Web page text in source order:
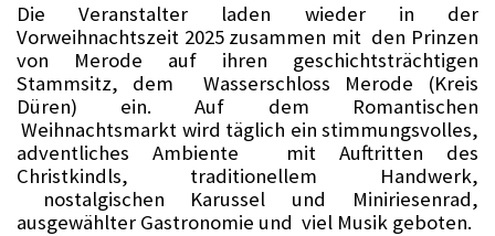
Die Veranstalter laden wieder in der
Vorweihnachtszeit 2025 zusammen mit den Prinzen
von Merode auf ihren geschichtsträchtigen
Stammsitz, dem Wasserschloss Merode (Kreis
Düren) ein. Auf dem Romantischen
Weihnachtsmarkt wird täglich ein stimmungsvolles,
adventliches Ambiente mit Auftritten des
Christkindls, traditionellem Handwerk,
nostalgischen Karussel und Miniriesenrad,
ausgewählter Gastronomie und viel Musik geboten.